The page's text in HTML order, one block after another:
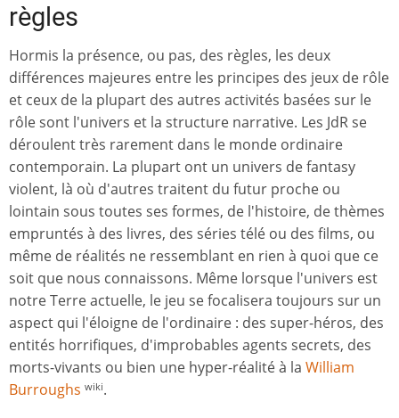
règles
Hormis la présence, ou pas, des règles, les deux
différences majeures entre les principes des jeux de rôle
et ceux de la plupart des autres activités basées sur le
rôle sont l'univers et la structure narrative. Les JdR se
déroulent très rarement dans le monde ordinaire
contemporain. La plupart ont un univers de fantasy
violent, là où d'autres traitent du futur proche ou
lointain sous toutes ses formes, de l'histoire, de thèmes
empruntés à des livres, des séries télé ou des films, ou
même de réalités ne ressemblant en rien à quoi que ce
soit que nous connaissons. Même lorsque l'univers est
notre Terre actuelle, le jeu se focalisera toujours sur un
aspect qui l'éloigne de l'ordinaire : des super-héros, des
entités horrifiques, d'improbables agents secrets, des
morts-vivants ou bien une hyper-réalité à la William
Burroughs wiki.